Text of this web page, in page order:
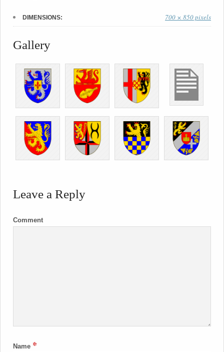
DIMENSIONS: 700 × 850 pixels
Gallery
Leave a Reply
Comment
Name *